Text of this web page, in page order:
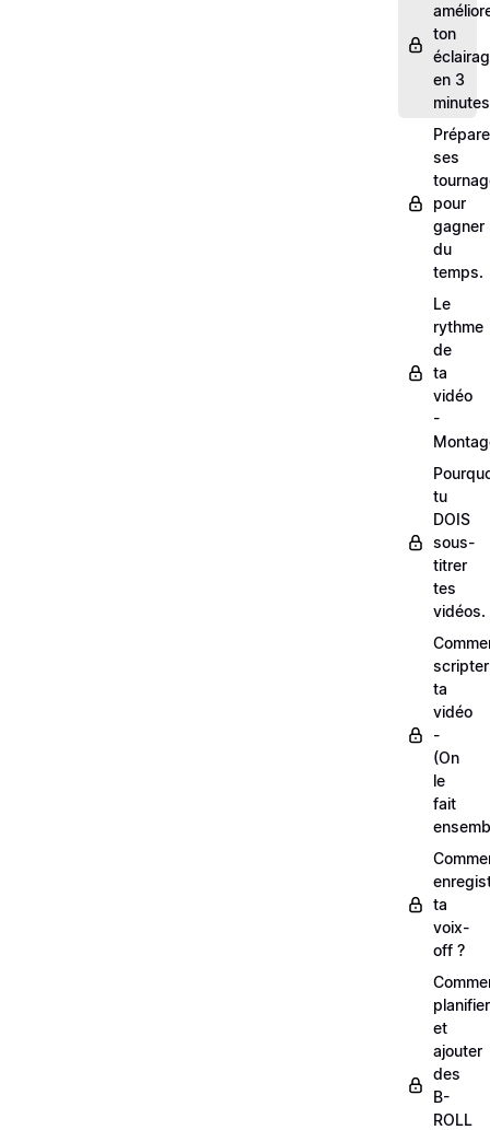
ton
en 3
ses
pour
gagner
du
temps.
Le
rythme
de
ta
vidéo
-
tu
DOIS
sous-
titrer
tes
vidéos.
scripter
ta
vidéo
-
(On
le
fait
ta
voix-
off ?
planifier
et
ajouter
des
B-
ROLL